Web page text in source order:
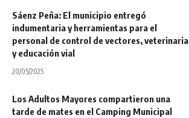
Sáenz Peña: El municipio entregó
indumentaria y herramientas para el
personal de control de vectores, veterinaria
y educación vial
20/05/2025
Los Adultos Mayores compartieron una
tarde de mates en el Camping Municipal